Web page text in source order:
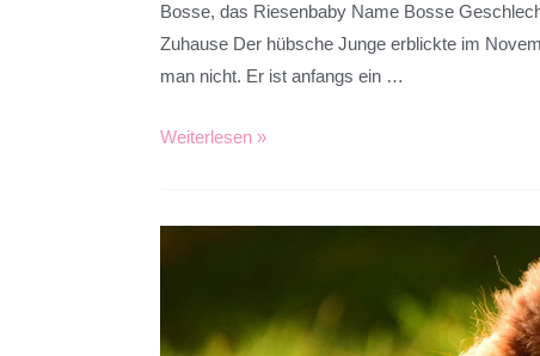
Bosse, das Riesenbaby Name Bosse
Zuhause Der hübsche Junge erblickte im
man nicht. Er ist anfangs ein …
Weiterlesen »